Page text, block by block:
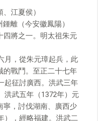
江夏侯）
離（今安徽鳳陽）
四將之一。明太祖朱元
月，從朱元璋起兵，此
的戰鬥。至正二十七年
起征討廣西。洪武三年
洪武五年（1372年）元
寧，討伐湖南、廣西少
），經略福建。洪武二